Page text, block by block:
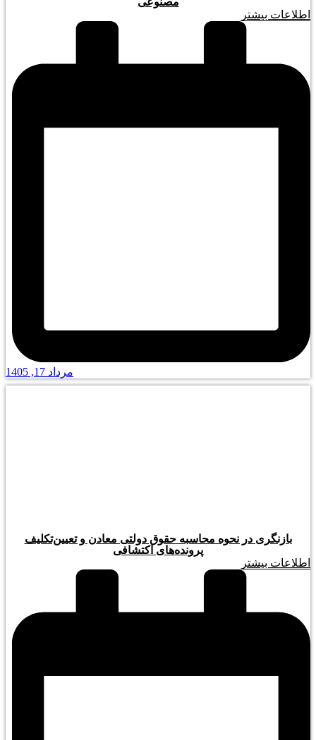
اطلاعات بیشتر
مرداد 17, 1405
بازنگری در نحوه محاسبه حقوق دولتی معادن و تعیین‌تکلیف
پرونده‌های اکتشافی
اطلاعات بیشتر